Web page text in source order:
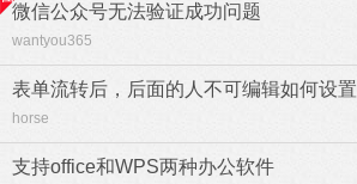
微信公众号无法验证成功问题
wantyou365
表单流转后，后面的人不可编辑如何设置
horse
支持office和WPS两种办公软件